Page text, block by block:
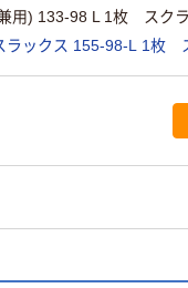
用) 133-98 L 1枚 スク
ラックス 155-98-L 1枚